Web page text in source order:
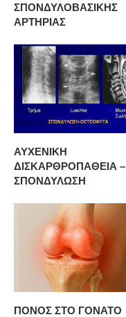
ΣΠΟΝΔΥΛΟΒΑΣΙΚΗΣ
ΑΡΤΗΡΙΑΣ
ΑΥΧΕΝΙΚΗ
ΔΙΣΚΑΡΘΡΟΠΑΘΕΙΑ –
ΣΠΟΝΔΥΛΩΣΗ
ΠΟΝΟΣ ΣΤΟ ΓΟΝΑΤΟ